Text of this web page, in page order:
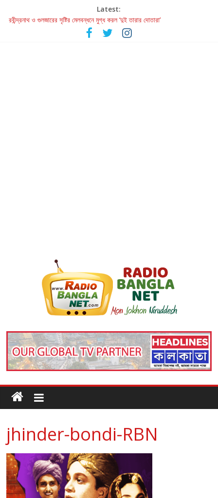
Latest:
রবীন্দ্রনাথ ও গুলজারের সৃষ্টির মেলবন্ধনে মুগ্ধ করল ‘দুই তারার দোতারা’
কলের গান থেকে রীলস্ — বাঙালির গান শোনার বিবর্তনের গল্প
জগন্নাথমঙ্গলম্ — বাংলায় প্রথমবার মঞ্চে এবার রথযাত্রার উদযাপন
jhinder-bondi-RBN